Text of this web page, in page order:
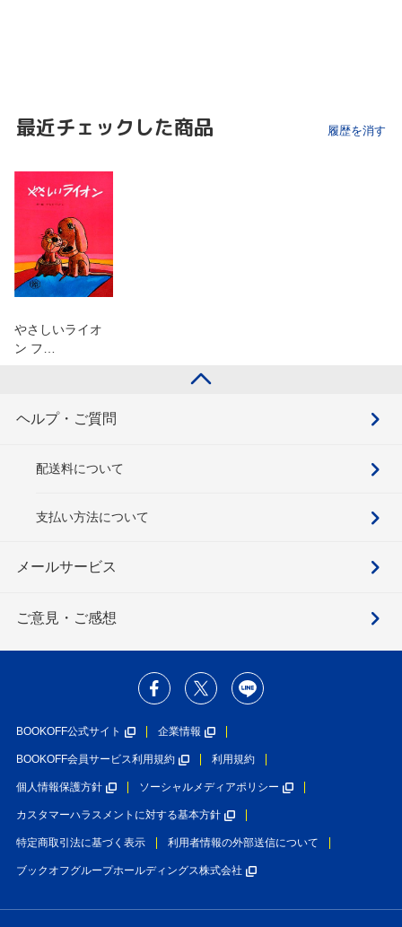
最近チェックした商品 履歴を消す
やさしいライオ
ン フ…
ヘルプ・ご質問
配送料について
支払い方法について
メールサービス
ご意見・ご感想
BOOKOFF公式サイト 企業情報
BOOKOFF会員サービス利用規約 利用規約
個人情報保護方針 ソーシャルメディアポリシー
カスタマーハラスメントに対する基本方針
特定商取引法に基づく表示 利用者情報の外部送信について
ブックオフグループホールディングス株式会社